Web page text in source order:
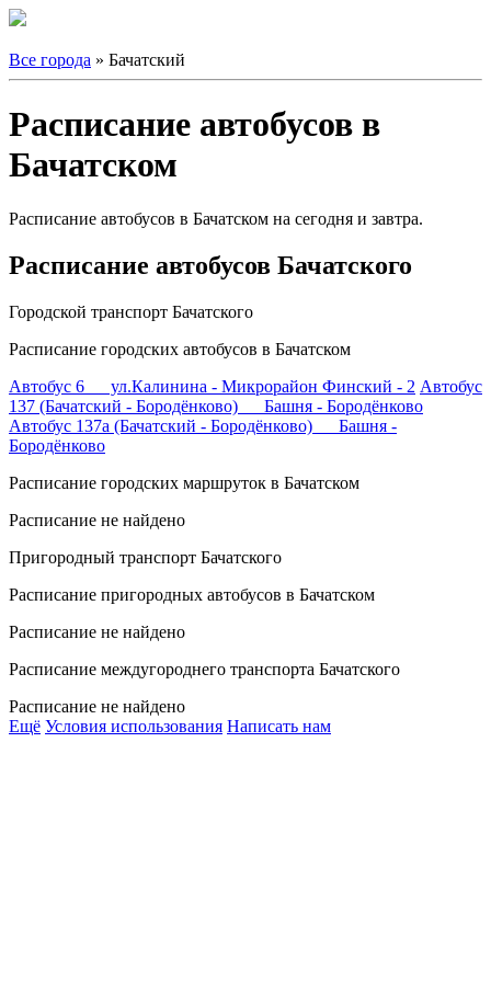
Все города » Бачатский
Расписание автобусов в
Бачатском
Расписание автобусов в Бачатском на сегодня и завтра.
Расписание автобусов Бачатского
Городской транспорт Бачатского
Расписание городских автобусов в Бачатском
Автобус 6 ул.Калинина - Микрорайон Финский - 2 Автобус
137 (Бачатский - Бородёнково) Башня - Бородёнково
Автобус 137а (Бачатский - Бородёнково) Башня -
Бородёнково
Расписание городских маршруток в Бачатском
Расписание не найдено
Пригородный транспорт Бачатского
Расписание пригородных автобусов в Бачатском
Расписание не найдено
Расписание междугороднего транспорта Бачатского
Расписание не найдено
Ещё Условия использования Написать нам